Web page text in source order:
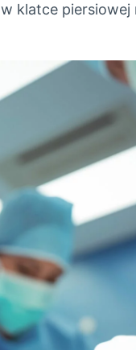
klatce